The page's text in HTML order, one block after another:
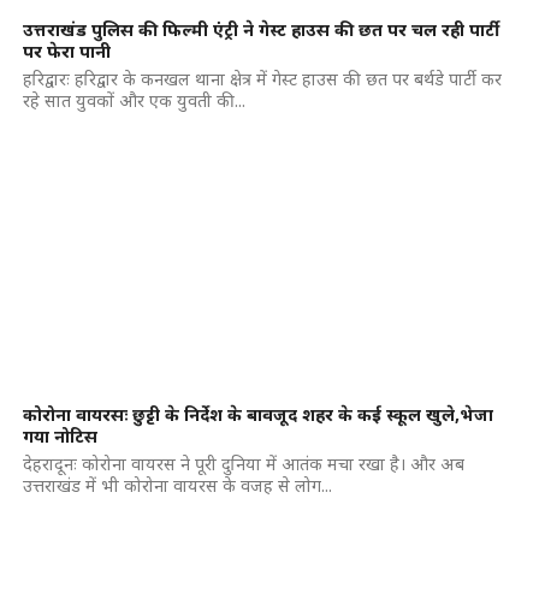
उत्तराखंड पुलिस की फिल्मी एंट्री ने गेस्ट हाउस की छत पर चल रही पार्टी
पर फेरा पानी
हरिद्वारः हरिद्वार के कनखल थाना क्षेत्र में गेस्ट हाउस की छत पर बर्थडे पार्टी कर
रहे सात युवकों और एक युवती की...
कोरोना वायरसः छुट्टी के निर्देश के बावजूद शहर के कई स्कूल खुले,भेजा
गया नोटिस
देहरादूनः कोरोना वायरस ने पूरी दुनिया में आतंक मचा रखा है। और अब
उत्तराखंड में भी कोरोना वायरस के वजह से लोग...